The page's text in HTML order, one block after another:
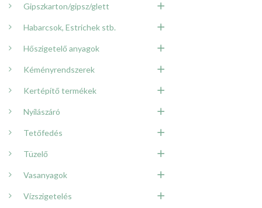
Gipszkarton/gipsz/glett
Habarcsok, Estrichek stb.
Hőszigetelő anyagok
Kéményrendszerek
Kertépítő termékek
Nyílászáró
Tetőfedés
Tüzelő
Vasanyagok
Vízszigetelés